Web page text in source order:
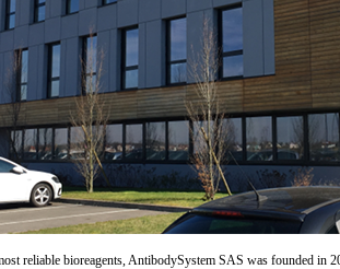
reliable bioreagents, AntibodySystem SAS was founded in